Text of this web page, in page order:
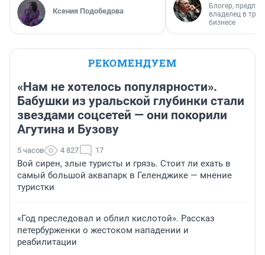
Ксения Подобедова
Блогер,
владелец в
бизнесе
РЕКОМЕНДУЕМ
«Нам не хотелось популярности».
Бабушки из уральской глубинки стали
звездами соцсетей — они покорили
Агутина и Бузову
5 часов 4 827 17
Вой сирен, злые туристы и грязь. Стоит ли ехать в
самый большой аквапарк в Геленджике — мнение
туристки
«Год преследовал и облил кислотой». Рассказ
петербурженки о жестоком нападении и
реабилитации